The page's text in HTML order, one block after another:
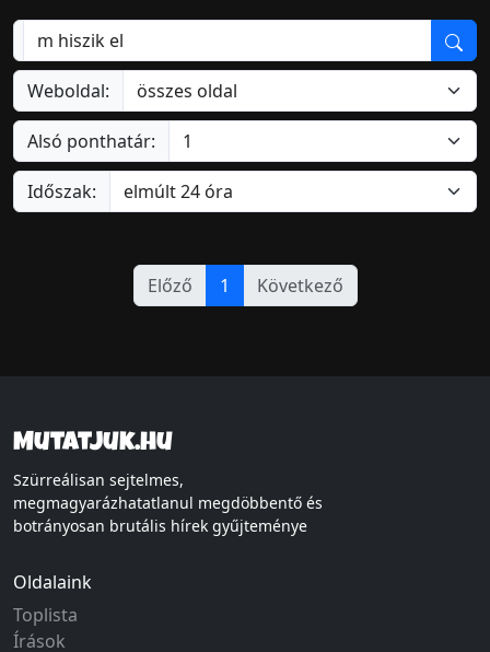
Weboldal:
Alsó ponthatár:
Időszak:
Előző 1 Következő
Mutatjuk.hu
Szürreálisan sejtelmes,
megmagyarázhatatlanul megdöbbentő és
botrányosan brutális hírek gyűjteménye
Oldalaink
Toplista
Írások